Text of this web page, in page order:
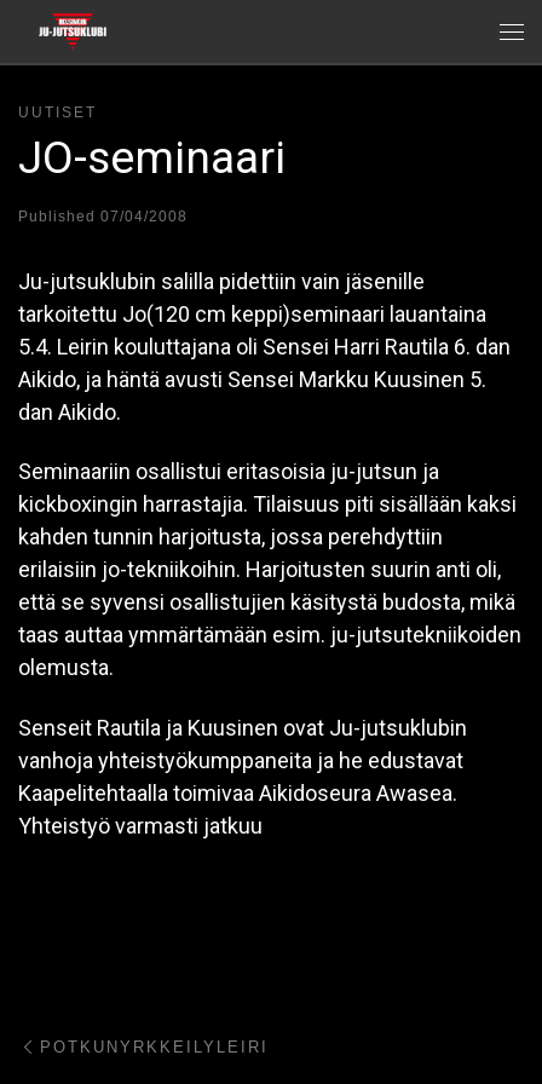
Skip to content
UUTISET
JO-seminaari
Published 07/04/2008
Ju-jutsuklubin salilla pidettiin vain jäsenille
tarkoitettu Jo(120 cm keppi)seminaari lauantaina
5.4. Leirin kouluttajana oli Sensei Harri Rautila 6. dan
Aikido, ja häntä avusti Sensei Markku Kuusinen 5.
dan Aikido.
Seminaariin osallistui eritasoisia ju-jutsun ja
kickboxingin harrastajia. Tilaisuus piti sisällään kaksi
kahden tunnin harjoitusta, jossa perehdyttiin
erilaisiin jo-tekniikoihin. Harjoitusten suurin anti oli,
että se syvensi osallistujien käsitystä budosta, mikä
taas auttaa ymmärtämään esim. ju-jutsutekniikoiden
olemusta.
Senseit Rautila ja Kuusinen ovat Ju-jutsuklubin
vanhoja yhteistyökumppaneita ja he edustavat
Kaapelitehtaalla toimivaa Aikidoseura Awasea.
Yhteistyö varmasti jatkuu
Post navigation
POTKUNYRKKEILYLEIRI